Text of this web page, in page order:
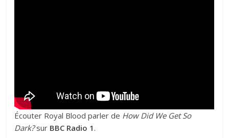
Écouter Royal Blood parler de How Did We Get So
Dark?sur BBC Radio 1.